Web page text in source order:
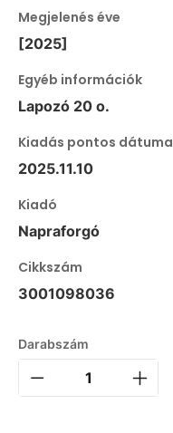
Megjelenés éve
[2025]
Egyéb információk
Lapozó 20 o.
Kiadás pontos dátuma
2025.11.10
Kiadó
Napraforgó
Cikkszám
3001098036
Darabszám